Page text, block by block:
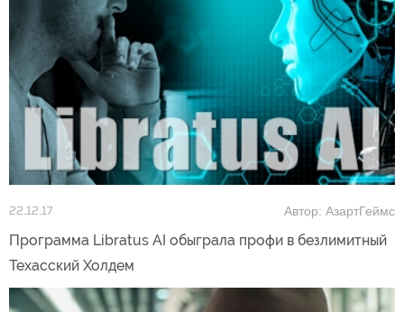
22.12.17 Автор: АзартГеймс
Программа Libratus AI обыграла профи в безлимитный
Техасский Холдем